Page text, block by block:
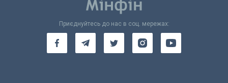
Приєднуйтесь до нас в соц. мережах: